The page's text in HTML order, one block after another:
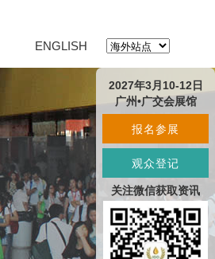
ENGLISH
2027年3月10-12日
广州•广交会展馆
报名参展
观众登记
关注微信获取资讯